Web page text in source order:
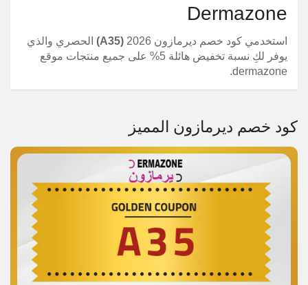
Dermazone
استخدمي كود خصم ديرمازون 2026 (A35)
الحصري والذي
يوفر لكِ نسبة تخفيض هائلة 5% على جميع منتجات موقع
dermazone.
كود خصم ديرمازون المميز